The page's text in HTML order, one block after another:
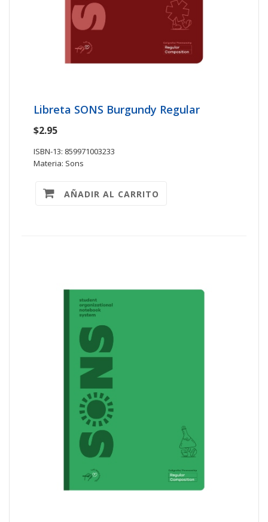
Libreta SONS Burgundy Regular
$2.95
ISBN-13: 859971003233
Materia: Sons
AÑADIR AL CARRITO